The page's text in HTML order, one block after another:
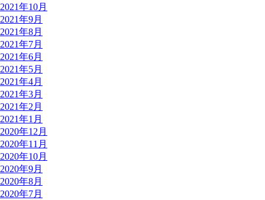
2021年10月
2021年9月
2021年8月
2021年7月
2021年6月
2021年5月
2021年4月
2021年3月
2021年2月
2021年1月
2020年12月
2020年11月
2020年10月
2020年9月
2020年8月
2020年7月